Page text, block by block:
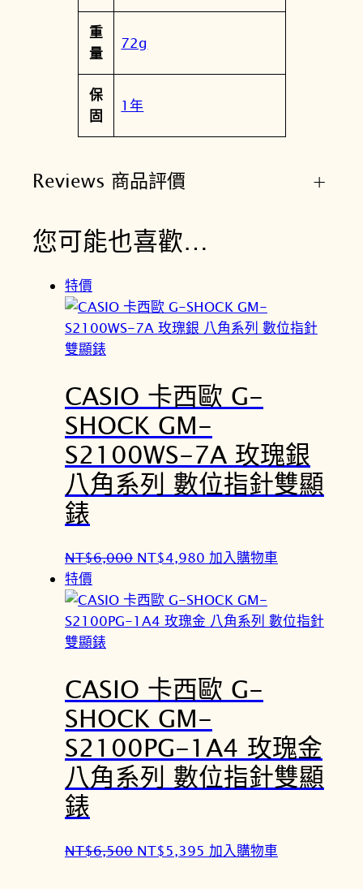
重
量
72g
保
固
1年
Reviews 商品評價 +
您可能也喜歡…
特價
CASIO 卡西歐 G-
SHOCK GM-
S2100WS-7A 玫瑰銀
八角系列 數位指針雙顯
錶
NT$6,000 原
價
格
T
$
6
,
0
0
NT$4,980 目
價
格
T
$
4
9
8
加入購物車
特價
CASIO 卡西歐 G-
SHOCK GM-
S2100PG-1A4 玫瑰金
八角系列 數位指針雙顯
錶
NT$6,500 原
NT$5,395 目
加入購物車